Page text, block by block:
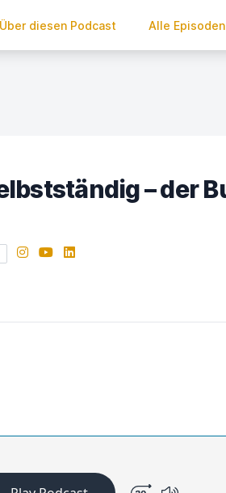
Über diesen Podcast Alle Episoden
Instagram
YouTubeLinkedIn